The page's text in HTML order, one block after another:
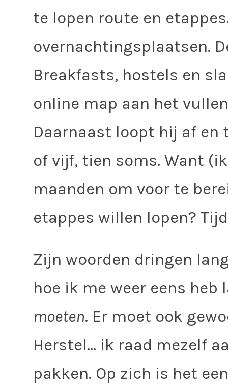
te lopen route en
overnachtingsplaatsen.
Breakfasts, hostels en
online map aan het
Daarnaast loopt hij af en
of vijf, tien soms. Want
maanden om voor te
etappes willen lopen?
Zijn woorden dringen
hoe ik me weer eens
moeten. Er moet ook
Herstel… ik raad mezelf
pakken. Op zich is het